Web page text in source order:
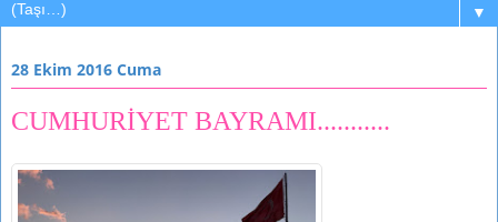
▼
28 Ekim 2016 Cuma
CUMHURİYET BAYRAMI...........